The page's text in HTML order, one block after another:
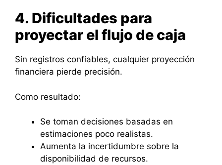
4. Dificultades para
proyectar el flujo de caja
Sin registros confiables, cualquier proyección
financiera pierde precisión.
Como resultado:
Se toman decisiones basadas en
estimaciones poco realistas.
Aumenta la incertidumbre sobre la
disponibilidad de recursos.